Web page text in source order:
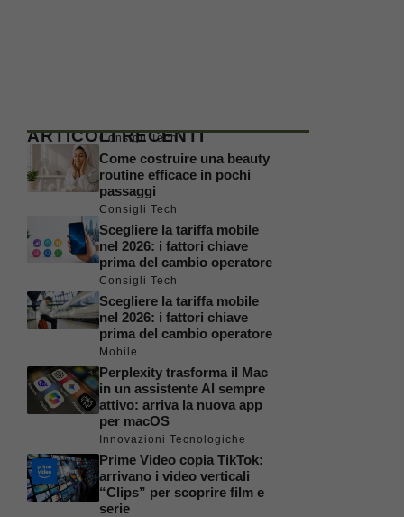
ARTICOLI RECENTI
Consigli Tech
Come costruire una beauty
routine efficace in pochi
passaggi
Consigli Tech
Scegliere la tariffa mobile
nel 2026: i fattori chiave
prima del cambio operatore
Consigli Tech
Scegliere la tariffa mobile
nel 2026: i fattori chiave
prima del cambio operatore
Mobile
Perplexity trasforma il Mac
in un assistente AI sempre
attivo: arriva la nuova app
per macOS
Innovazioni Tecnologiche
Prime Video copia TikTok:
arrivano i video verticali
“Clips” per scoprire film e
serie